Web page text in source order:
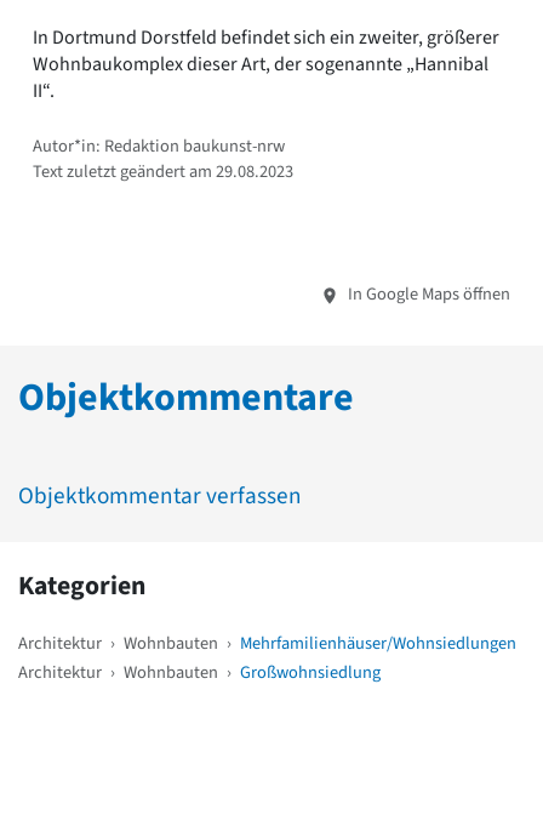
In Dortmund Dorstfeld befindet sich ein zweiter, größerer
Wohnbaukomplex dieser Art, der sogenannte „Hannibal
II“.
Autor*in: Redaktion baukunst-nrw
Text zuletzt geändert am 29.08.2023
In Google Maps öffnen
Objektkommentare
Objektkommentar verfassen
Kategorien
Architektur › Wohnbauten › Mehrfamilienhäuser/Wohnsiedlungen
Architektur › Wohnbauten › Großwohnsiedlung